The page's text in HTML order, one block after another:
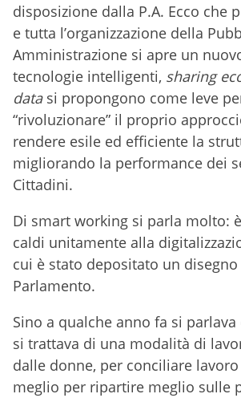
disposizione dalla P.A. Ecco che
e tutta l’organizzazione della
Amministrazione si apre un
tecnologie intelligenti, sharing
datasi propongono come leve
“rivoluzionare” il proprio
rendere esile ed efficiente la
migliorando la performance dei
Cittadini.
Di smart working si parla molto:
caldi unitamente alla
cui è stato depositato un
Parlamento.
Sino a qualche anno fa si
si trattava di una modalità di
dalle donne, per conciliare
meglio per ripartire meglio sulle